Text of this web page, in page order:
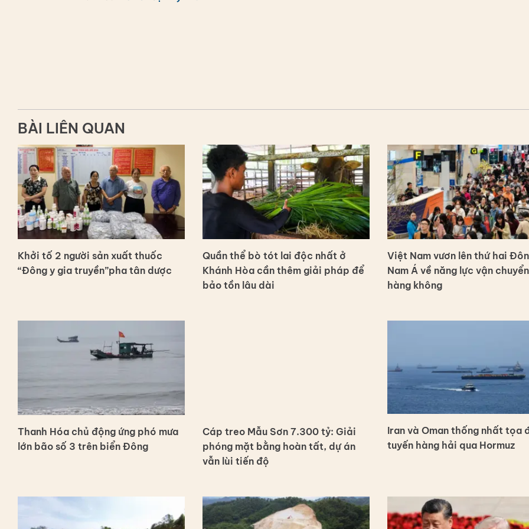
BÀI LIÊN QUAN
Khởi tố 2 người sản xuất thuốc
“Đông y gia truyền”pha tân dược
Quần thể bò tót lai độc nhất ở
Khánh Hòa cần thêm giải pháp để
bảo tồn lâu dài
Việt Nam vươn lên thứ hai
Nam Á về năng lực vận chuyển
hàng không
Thanh Hóa chủ động ứng phó mưa
lớn bão số 3 trên biển Đông
Cáp treo Mẫu Sơn 7.300 tỷ: Giải
phóng mặt bằng hoàn tất, dự án
vẫn lùi tiến độ
Iran và Oman thống nhất tọa
tuyến hàng hải qua Hormuz